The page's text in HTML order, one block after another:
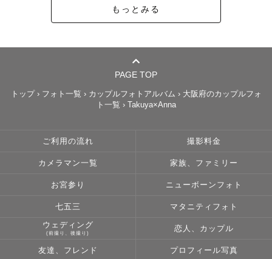
もっとみる
PAGE TOP
トップ› フォト一覧 › カップルフォトアルバム › 大阪府のカップルフォ
ト一覧 › Takuya×Anna
ご利用の流れ 撮影料金
カメラマン一覧 家族、ファミリー
お宮参り ニューボーンフォト
七五三 マタニティフォト
ウェディング
(前撮り、後撮り)
恋人、カップル
友達、フレンド プロフィール写真